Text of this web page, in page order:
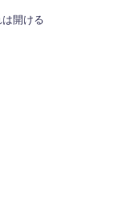
開ける